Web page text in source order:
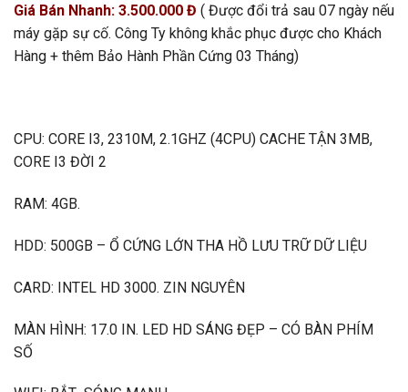
Giá Bán Nhanh: 3.500.000 Đ ( Được đổi trả sau 07 ngày nếu
máy gặp sự cố. Công Ty không khắc phục được cho Khách
Hàng + thêm Bảo Hành Phần Cứng 03 Tháng)
CPU: CORE I3, 2310M, 2.1GHZ (4CPU) CACHE TẬN 3MB,
CORE I3 ĐỜI 2
RAM: 4GB.
HDD: 500GB – Ổ CỨNG LỚN THA HỒ LƯU TRỮ DỮ LIỆU
CARD: INTEL HD 3000. ZIN NGUYÊN
MÀN HÌNH: 17.0 IN. LED HD SÁNG ĐẸP – CÓ BÀN PHÍM
SỐ